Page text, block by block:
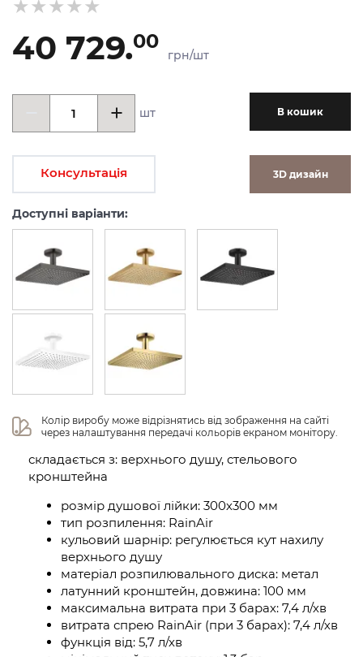
40 729.00
грн/шт
шт В кошик
Консультація 3D дизайн
Доступні варіанти:
Колір виробу може відрізнятись від зображення на сайті
через налаштування передачі кольорів екраном монітору.
складається з: верхнього душу, стельового
кронштейна
розмір душової лійки: 300х300 мм
тип розпилення: RainAir
кульовий шарнір: регулюється кут нахилу
верхнього душу
матеріал розпилювального диска: метал
латунний кронштейн, довжина: 100 мм
максимальна витрата при 3 барах: 7,4 л/хв
витрата спрею RainAir (при 3 барах): 7,4 л/хв
функція від: 5,7 л/хв